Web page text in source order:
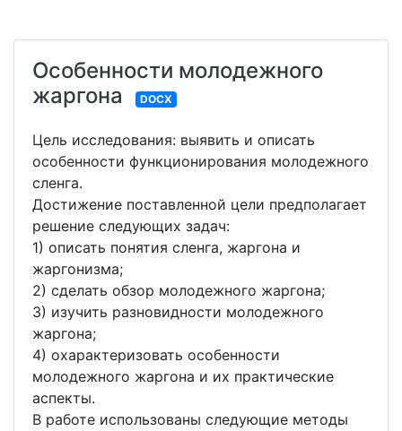
Особенности молодежного
жаргона
DOCX
Цель исследования: выявить и описать
особенности функционирования молодежного
сленга.
Достижение поставленной цели предполагает
решение следующих задач:
1) описать понятия сленга, жаргона и
жаргонизма;
2) сделать обзор молодежного жаргона;
3) изучить разновидности молодежного
жаргона;
4) охарактеризовать особенности
молодежного жаргона и их практические
аспекты.
В работе использованы следующие методы